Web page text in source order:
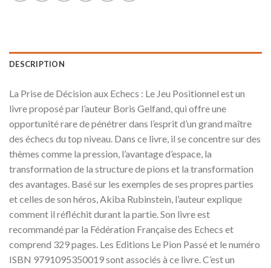
DESCRIPTION
La Prise de Décision aux Echecs : Le Jeu Positionnel est un
livre proposé par l’auteur Boris Gelfand, qui offre une
opportunité rare de pénétrer dans l’esprit d’un grand maître
des échecs du top niveau. Dans ce livre, il se concentre sur des
thèmes comme la pression, l’avantage d’espace, la
transformation de la structure de pions et la transformation
des avantages. Basé sur les exemples de ses propres parties
et celles de son héros, Akiba Rubinstein, l’auteur explique
comment il réfléchit durant la partie. Son livre est
recommandé par la Fédération Française des Echecs et
comprend 329 pages. Les Editions Le Pion Passé et le numéro
ISBN 9791095350019 sont associés à ce livre. C’est un